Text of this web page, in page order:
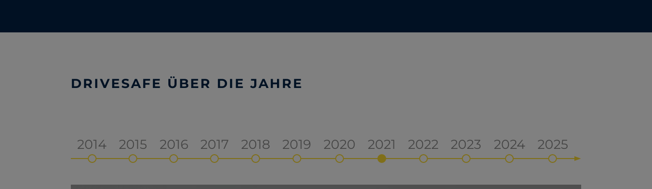
DRIVESAFE ÜBER DIE JAHRE
2014 2015 2016 2017 2018 2019 2020 2021 2022 2023 2024 2025